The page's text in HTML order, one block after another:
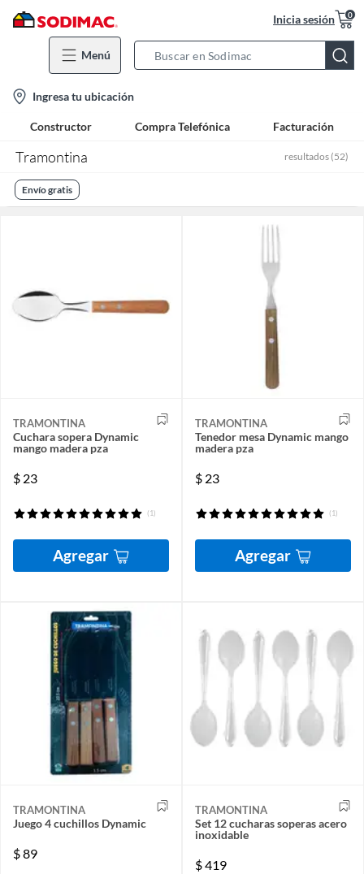
Inicia sesión 0
Menú
Bar
location-
icon
Ingresa tu ubicación
Constructor Compra Telefónica Facturación
Tramontina resultados (52)
Envío gratis
TRAMONTINA
Cuchara sopera Dynamic
mango madera pza
$ 23
(1)
Agregar
TRAMONTINA
Tenedor mesa Dynamic mango
madera pza
$ 23
(1)
Agregar
TRAMONTINA
Juego 4 cuchillos Dynamic
$89
TRAMONTINA
Set 12 cucharas soperas acero
inoxidable
$419